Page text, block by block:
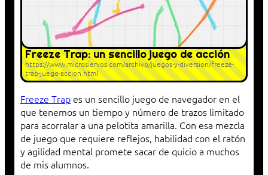
Freeze Trap: un sencillo juego de acción
https://www.microsiervos.com/archivo/juegos-y-diversion/freeze-
trap-juego-accion.html
Freeze Trap es un sencillo juego de navegador en el
que tenemos un tiempo y número de trazos limitado
para acorralar a una pelotita amarilla. Con esa mezcla
de juego que requiere reflejos, habilidad con el ratón
y agilidad mental promete sacar de quicio a muchos
de mis alumnos.